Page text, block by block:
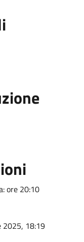
ore 20:10
2025, 18:19